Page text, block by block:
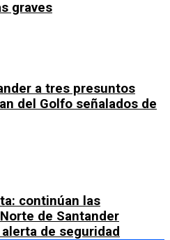
graves
a tres presuntos
del Golfo señalados de
continúan las
de Santander
de seguridad